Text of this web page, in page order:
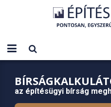
az építésügyi bírság